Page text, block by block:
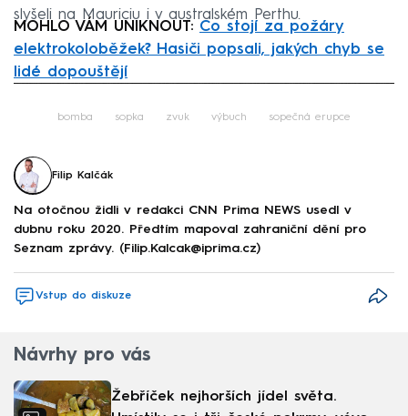
slyšeli na Mauriciu i v australském Perthu.
MOHLO VÁM UNIKNOUT: Co stojí za požáry
elektrokoloběžek? Hasiči popsali, jakých chyb se
lidé dopouštějí
bomba sopka zvuk výbuch sopečná erupce
Filip Kalčák
Na otočnou židli v redakci CNN Prima NEWS usedl v
dubnu roku 2020. Předtím mapoval zahraniční dění pro
Seznam zprávy. (Filip.Kalcak@iprima.cz)
Vstup do diskuze
Návrhy pro vás
Žebříček nejhorších jídel světa.